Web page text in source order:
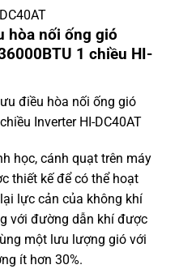
hòa nối ống gió
1 chiều HI-
điều hòa nối ống gió
Inverter HI-DC40AT
học, cánh quạt trên máy
thiết kế để có thể hoạt
lực cản của không khí
với đường dẫn khí được
một lưu lượng gió với
ít hơn 30%.